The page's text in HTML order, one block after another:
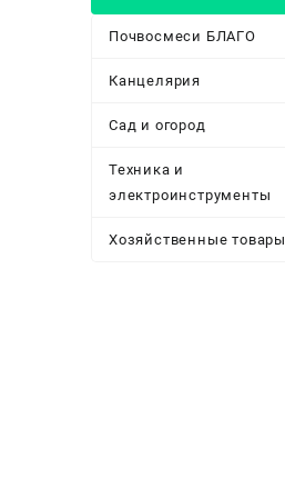
Почвосмеси БЛАГО
Канцелярия
Сад и огород
Техника и
электроинструменты
Хозяйственные товары